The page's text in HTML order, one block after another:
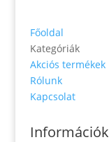
Főoldal
Kategóriák
Akciós termékek
Rólunk
Kapcsolat
Információk